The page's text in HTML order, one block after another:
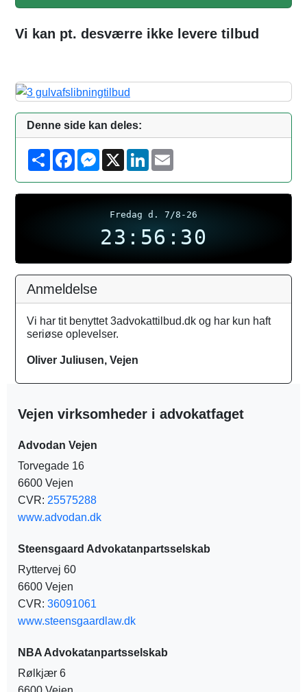
Vi kan pt. desværre ikke levere tilbud
Denne side kan deles:
S
h
e
F
b
M
e
e
r
X
L
e
d
I
n
l
Fredag d. 7/8-26
23:56:31
Anmeldelse
Vi har tit benyttet 3advokattilbud.dk og har kun haft
seriøse oplevelser.
Oliver Juliusen, Vejen
Vejen virksomheder i advokatfaget
Advodan Vejen
Torvegade 16
6600 Vejen
CVR: 25575288
www.advodan.dk
Steensgaard Advokatanpartsselskab
Ryttervej 60
6600 Vejen
CVR: 36091061
www.steensgaardlaw.dk
NBA Advokatanpartsselskab
Rølkjær 6